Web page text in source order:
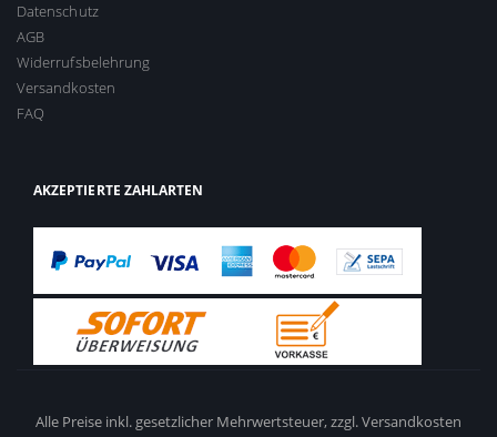
Datenschutz
AGB
Widerrufsbelehrung
Versandkosten
FAQ
AKZEPTIERTE ZAHLARTEN
Alle Preise inkl. gesetzlicher Mehrwertsteuer,zzgl. Versandkosten